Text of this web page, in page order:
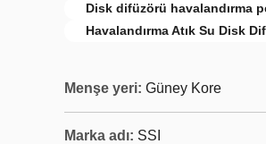
Disk difüzörü havalandırma
Havalandırma Atık Su Disk
Menşe yeri: Güney Kore
Marka adı: SSI